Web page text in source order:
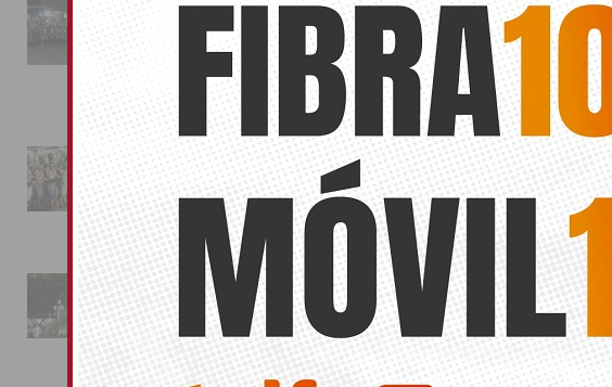
Los Verdes animan a
de su programa
29/12/2014 Diario de la
Las propuestas ciudadanas se
presencial en las reuniones de
SIN CATEGORÍA
La Entrada Cristiana llena de
esplendor las calles de
Almoradí en una multitudinaria
jornada festera
02/08/2026
La magia de la Entrada Mora
conquista las calles de
Almoradí
01/08/2026
La fiesta se adueña de
Almoradí con la presentación
de los cargos festeros y la
toma del castillo
31/07/2026